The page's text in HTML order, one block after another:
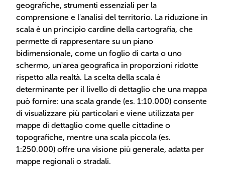
geografiche, strumenti essenziali per la
comprensione e l'analisi del territorio. La riduzione in
scala è un principio cardine della cartografia, che
permette di rappresentare su un piano
bidimensionale, come un foglio di carta o uno
schermo, un'area geografica in proporzioni ridotte
rispetto alla realtà. La scelta della scala è
determinante per il livello di dettaglio che una mappa
può fornire: una scala grande (es. 1:10.000) consente
di visualizzare più particolari e viene utilizzata per
mappe di dettaglio come quelle cittadine o
topografiche, mentre una scala piccola (es.
1:250.000) offre una visione più generale, adatta per
mappe regionali o stradali.